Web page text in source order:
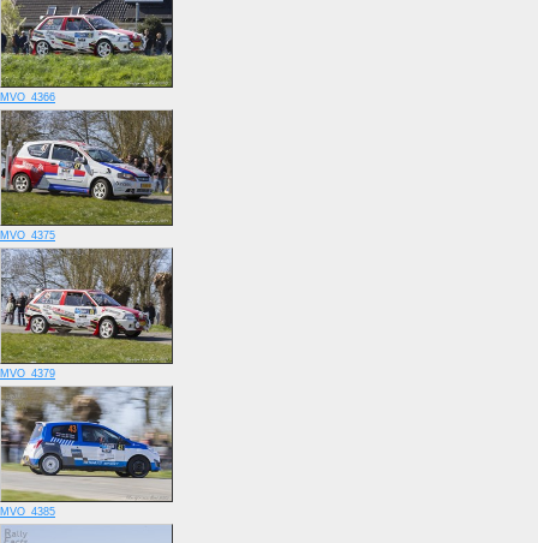
MVO_4366
MVO_4375
MVO_4379
MVO_4385